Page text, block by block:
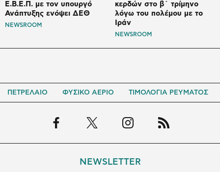
Ε.Β.Ε.Π. με τον υπουργό
Ανάπτυξης ενόψει ΔΕΘ
NEWSROOM
κερδών στο β΄ τρίμηνο
λόγω του πολέμου με το
Ιράν
NEWSROOM
ΠΕΤΡΕΛΑΙΟ ΦΥΣΙΚΟ ΑΕΡΙΟ ΤΙΜΟΛΟΓΙΑ ΡΕΥΜΑΤΟΣ
NEWSLETTER